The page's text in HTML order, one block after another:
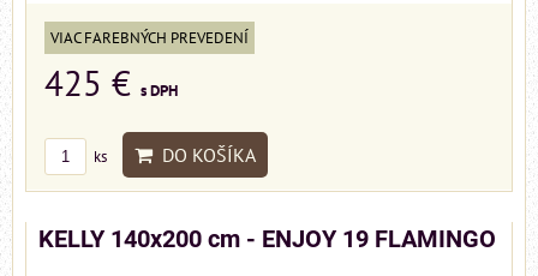
VIAC FAREBNÝCH PREVEDENÍ
425 € s DPH
ks DO KOŠÍKA
KELLY 140x200 cm - ENJOY 19 FLAMINGO